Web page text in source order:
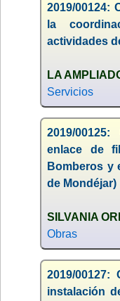
2019/00124:
la
actividades
LA
Servicios
2019/
enlace de
Bomberos y
de Mondéjar)
SILVANIA
Obras
2019/
instalación